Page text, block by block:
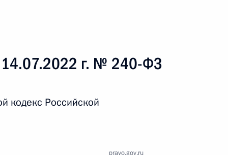
14.07.2022 г. № 240-ФЗ
кодекс Российской
pravo.gov.ru